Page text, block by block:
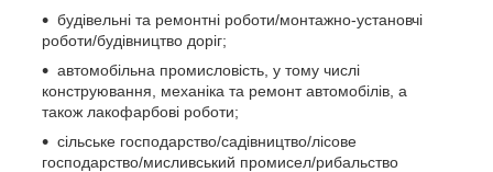
будівельні та ремонтні роботи/монтажно-установчі
роботи/будівництво доріг;
автомобільна промисловість, у тому числі
конструювання, механіка та ремонт автомобілів, а
також лакофарбові роботи;
сільське господарство/садівництво/лісове
господарство/мисливський промисел/рибальство